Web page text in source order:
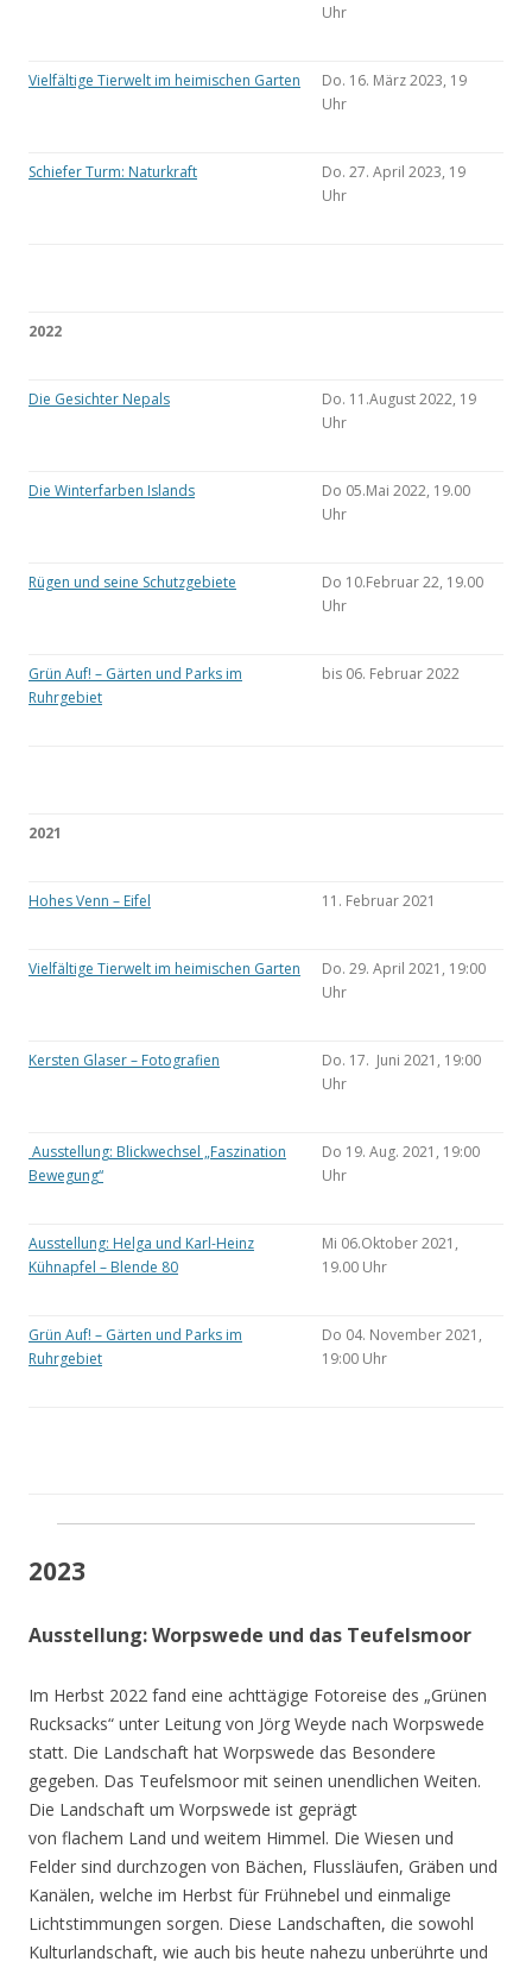
Uhr
Vielfältige Tierwelt im heimischen Garten
Do. 16. März 2023, 19
Uhr
Schiefer Turm: Naturkraft
Do. 27. April 2023, 19
Uhr
2022
Die Gesichter Nepals
Do. 11.August 2022, 19
Uhr
Die Winterfarben Islands
Do 05.Mai 2022, 19.00
Uhr
Rügen und seine Schutzgebiete
Do 10.Februar 22, 19.00
Uhr
Grün Auf! – Gärten und Parks im
Ruhrgebiet
bis 06. Februar 2022
2021
Hohes Venn – Eifel 11. Februar 2021
Vielfältige Tierwelt im heimischen Garten
Do. 29. April 2021, 19:00
Uhr
Kersten Glaser – Fotografien
Do. 17. Juni 2021, 19:00
Uhr
Ausstellung: Blickwechsel „Faszination
Bewegung“
Do 19. Aug. 2021, 19:00
Uhr
Ausstellung: Helga und Karl-Heinz
Kühnapfel – Blende 80
Mi 06.Oktober 2021,
19.00 Uhr
Grün Auf! – Gärten und Parks im
Ruhrgebiet
Do 04. November 2021,
19:00 Uhr
2023
Ausstellung: Worpswede und das Teufelsmoor
Im Herbst 2022 fand eine achttägige Fotoreise des „Grünen
Rucksacks“ unter Leitung von Jörg Weyde nach Worpswede
statt. Die Landschaft hat Worpswede das Besondere
gegeben. Das Teufelsmoor mit seinen unendlichen Weiten.
Die Landschaft um Worpswede ist geprägt
von flachem Land und weitem Himmel. Die Wiesen und
Felder sind durchzogen von Bächen, Flussläufen, Gräben und
Kanälen, welche im Herbst für Frühnebel und einmalige
Lichtstimmungen sorgen. Diese Landschaften, die sowohl
Kulturlandschaft, wie auch bis heute nahezu unberührte und